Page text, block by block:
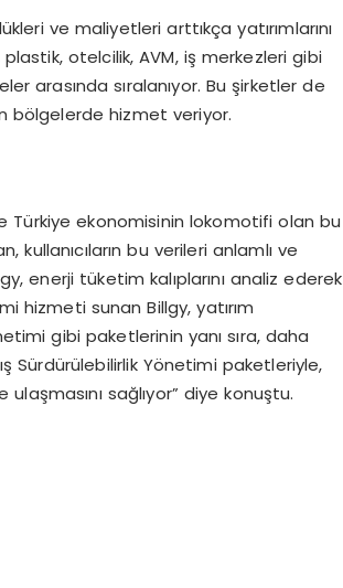
ve maliyetleri arttıkça yatırımlarını
otelcilik, AVM, iş merkezleri gibi
arasında sıralanıyor. Bu şirketler de
bölgelerde hizmet veriyor.
Türkiye ekonomisinin lokomotifi olan bu
kullanıcıların bu verileri anlamlı ve
enerji tüketim kalıplarını analiz ederek
hizmeti sunan Billgy, yatırım
gibi paketlerinin yanı sıra, daha
Sürdürülebilirlik Yönetimi paketleriyle,
sağlıyor” diye konuştu.